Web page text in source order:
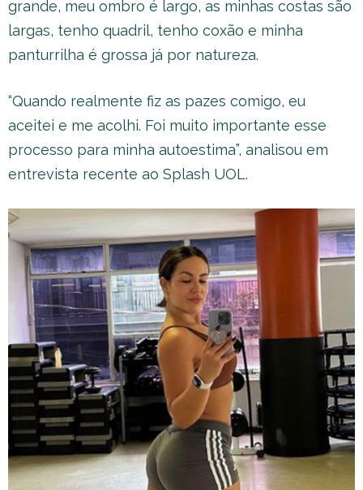
grande, meu ombro é largo, as minhas costas são
largas, tenho quadril, tenho coxão e minha
panturrilha é grossa já por natureza.
“Quando realmente fiz as pazes comigo, eu
aceitei e me acolhi. Foi muito importante esse
processo para minha autoestima”, analisou em
entrevista recente ao Splash UOL.